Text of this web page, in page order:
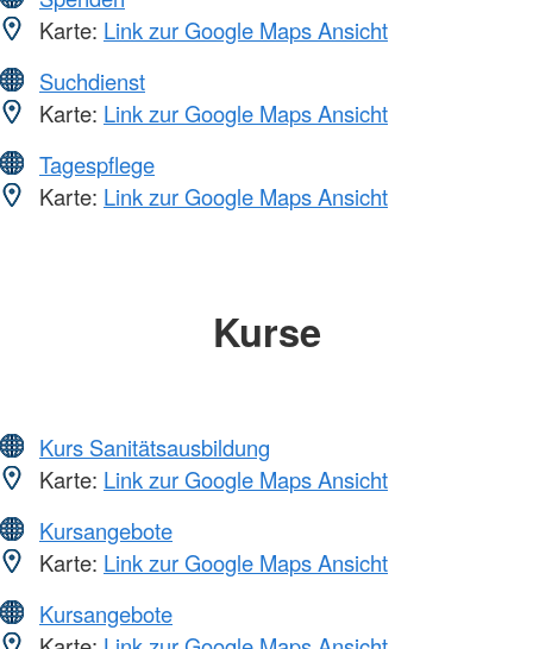
Karte: Link zur Google Maps Ansicht
Suchdienst
Karte: Link zur Google Maps Ansicht
Tagespflege
Karte: Link zur Google Maps Ansicht
Kurse
Kurs Sanitätsausbildung
Karte: Link zur Google Maps Ansicht
Kursangebote
Karte: Link zur Google Maps Ansicht
Kursangebote